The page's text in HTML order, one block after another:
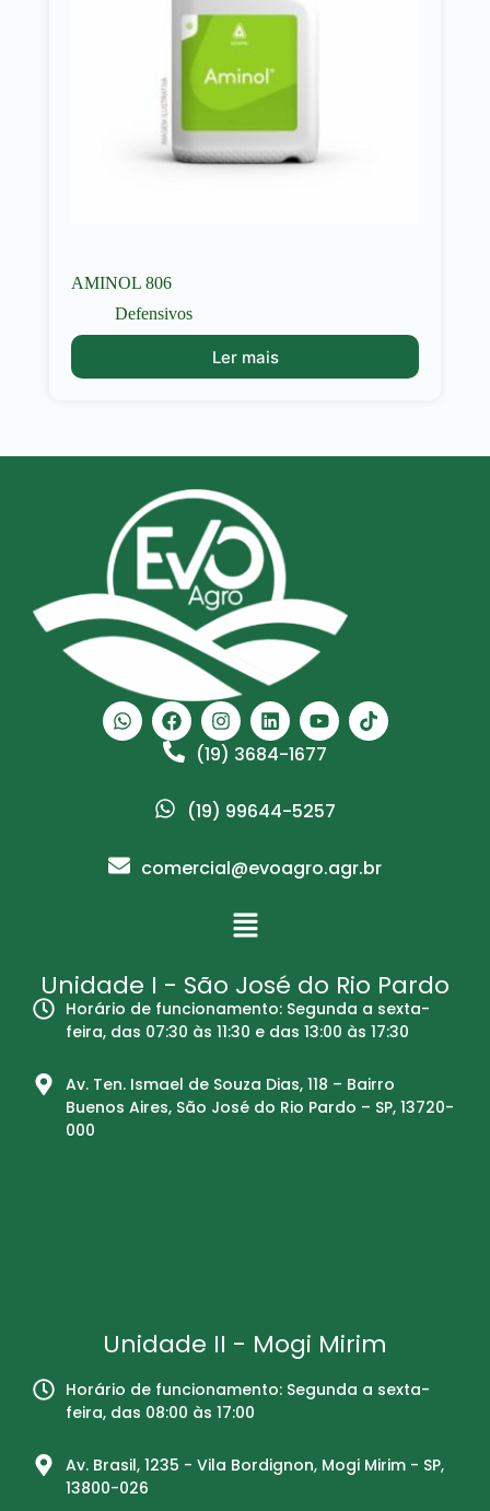
AMINOL 806
Defensivos
Ler mais
(19) 3684-1677
(19) 99644-5257
comercial@evoagro.agr.br
Unidade I - São José do Rio Pardo
Horário de funcionamento: Segunda a sexta-
feira, das 07:30 às 11:30 e das 13:00 às 17:30
Av. Ten. Ismael de Souza Dias, 118 – Bairro
Buenos Aires, São José do Rio Pardo – SP, 13720-
000
Unidade II - Mogi Mirim
Horário de funcionamento: Segunda a sexta-
feira, das 08:00 às 17:00
Av. Brasil, 1235 - Vila Bordignon, Mogi Mirim - SP,
13800-026